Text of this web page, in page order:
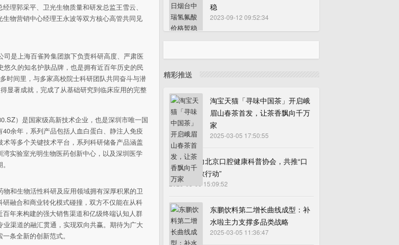
经理郭采平、卫光生物质量和研发总监王雪云、
生物营销中心经理王永波等双方核心高管共同见
是上海百雀羚集团旗下负责科研高度、严肃医
悠久的知名护肤品牌，也是拥有近百年历史的民
时间里，与多家高校院士科研团队共同奋斗与潜
显著成就，完成了从基础研究到临床应用的完整
）是国家级高新技术企业，也是深圳市唯一国
余年，系列产品包括人血白蛋白、静注人免疫
术等多个关键技术平台，系列科研储备产品涵盖
实验室光明生物医药创新中心，以及深圳医学
物和生物活性科研及应用领域拥有深厚积累的卫
融合和商业转化模式碰撞，双方不仅能在从科
百年来构建的强大销售渠道和亿级终端认知人群
渠道的融汇贯通，实现双向共赢。期待为广大
条全新的创新范式。
稳
2023-09-12 09:52:34
精彩推送
淘宝天猫「寻味中国茶」开启峨
眉山春茶首发，让茶香飘向千万
家
2025-03-05 17:50:55
芽易杰助力北京口腔健康科普协会，共推“口
腔守护宣教行动”
2025-03-05 15:09:52
东鹏饮料第二增长曲线成型：补
水啦主力支撑多品类战略
2025-03-05 11:36:47